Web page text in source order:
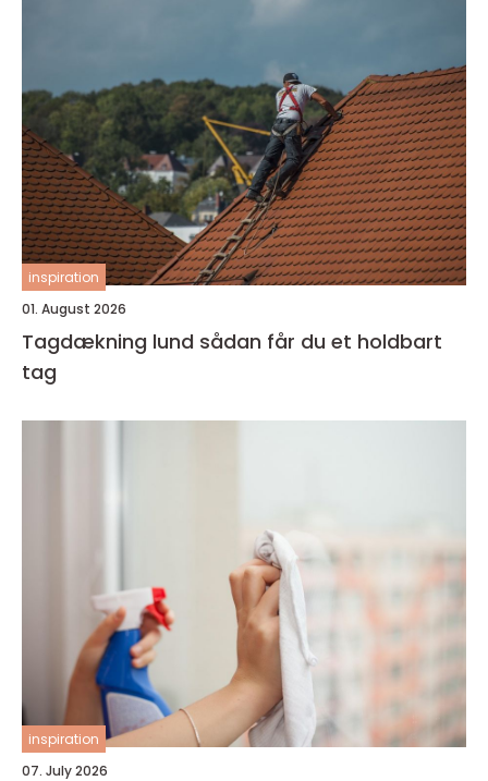
inspiration
01. August 2026
Tagdækning lund sådan får du et holdbart
tag
inspiration
07. July 2026